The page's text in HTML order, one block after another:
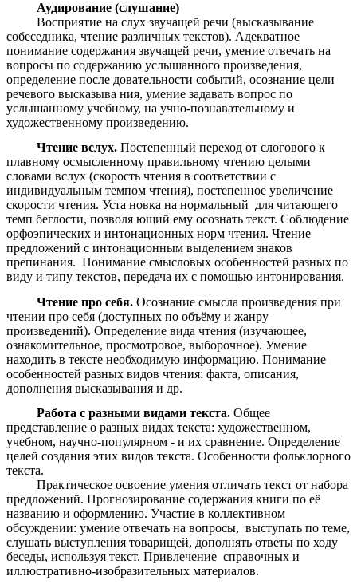
Аудирование (слушание)
Восприятие на слух звучащей речи (высказывание
собеседника, чтение различных текстов). Адекватное
понимание содержания звучащей речи, умение отвечать на
вопросы по содержанию услышанного произведения,
определение после довательности событий, осознание цели
речевого высказыва ния, умение задавать вопрос по
услышанному учебному, на учно-познавательному и
художественному произведению.
Чтение вслух.Постепенный переход от слогового к
плавному осмысленному правильному чтению целыми
словами вслух (скорость чтения в соответствии с
индивидуальным темпом чтения), постепенное увеличение
скорости чтения. Уста новка на нормальный для читающего
темп беглости, позволя ющий ему осознать текст. Соблюдение
орфоэпических и интонационных норм чтения. Чтение
предложений с интонационным выделением знаков
препинания. Понимание смысловых особенностей разных по
виду и типу текстов, передача их с помощью интонирования.
Чтение про себя.Осознание смысла произведения при
чтении про себя (доступных по объёму и жанру
произведений). Определение вида чтения (изучающее,
ознакомительное, просмотровое, выборочное). Умение
находить в тексте необходимую информацию. Понимание
особенностей разных видов чтения: факта, описания,
дополнения высказывания и др.
Работа с разными видами текста.Общее
представление о разных видах текста: художественном,
учебном, научно-популярном - и их сравнение. Определение
целей создания этих видов текста. Особенности фольклорного
текста.
Практическое освоение умения отличать текст от набора
предложений. Прогнозирование содержания книги по её
названию и оформлению. Участие в коллективном
обсуждении: умение отвечать на вопросы, выступать по теме,
слушать выступления товарищей, дополнять ответы по ходу
беседы, используя текст. Привлечение справочных и
иллюстративно-изобразительных материалов.